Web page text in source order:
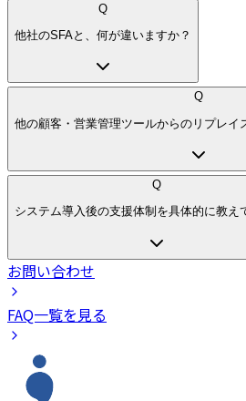
Q
他社のSFAと、何が違いますか？
Q
他の顧客・営業管理ツールからのリプレイ
Q
システム導入後の支援体制を具体的に教え
お問い合わせ
FAQ一覧を見る